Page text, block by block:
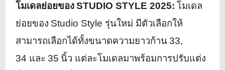
โมเดลย่อยของ STUDIO STYLE2025: โมเดล
ย่อยของ Studio Style รุ่นใหม่ มีตัวเลือกให้
สามารถเลือกได้ทั้งขนาดความยาวก้าน 33,
34 และ 35 นิ้ว แต่ละโมเดลมาพร้อมการปรับแต่ง